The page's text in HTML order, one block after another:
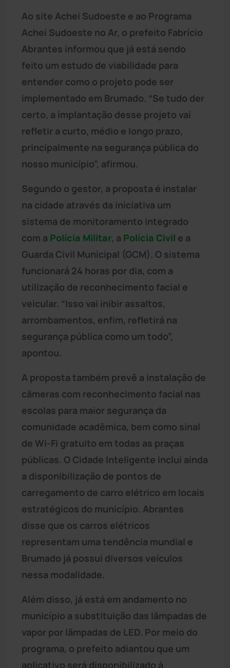
Ao site Achei Sudoeste e ao Programa
Achei Sudoeste no Ar, o prefeito Fabrício
Abrantes informou que já está sendo
feito um estudo de viabilidade para
entender como o projeto pode ser
implementado em Brumado. “Se tudo der
certo, a implantação desse projeto vai
refletir a curto, médio e longo prazo,
principalmente na segurança pública do
nosso município”, afirmou.
Segundo o gestor, a proposta é instalar
na cidade através da iniciativa um
sistema de monitoramento integrado
com a Polícia Militar, a Polícia Civil e a
Guarda Civil Municipal (GCM). O sistema
funcionará 24 horas por dia, com a
utilização de reconhecimento facial e
veicular. “Isso vai inibir assaltos,
arrombamentos, enfim, refletirá na
segurança pública como um todo”,
apontou.
A proposta também prevê a instalação de
câmeras com reconhecimento facial nas
escolas para maior segurança da
comunidade acadêmica, bem como sinal
de Wi-Fi gratuito em todas as praças
públicas. O Cidade Inteligente inclui ainda
a disponibilização de pontos de
carregamento de carro elétrico em locais
estratégicos do município. Abrantes
disse que os carros elétricos
representam uma tendência mundial e
Brumado já possui diversos veículos
nessa modalidade.
Além disso, já está em andamento no
município a substituição das lâmpadas de
vapor por lâmpadas de LED. Por meio do
programa, o prefeito adiantou que um
aplicativo será disponibilizado à